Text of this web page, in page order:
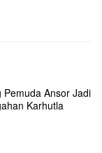
Pemuda Ansor Jadi
Karhutla